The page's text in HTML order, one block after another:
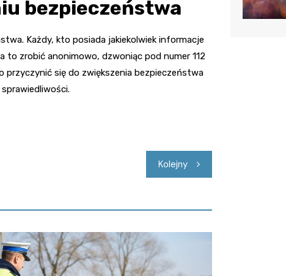
bezpieczeństwa
Każdy, kto posiada jakiekolwiek informacje
zrobić anonimowo, dzwoniąc pod numer 112
przyczynić się do zwiększenia bezpieczeństwa
Kolejny